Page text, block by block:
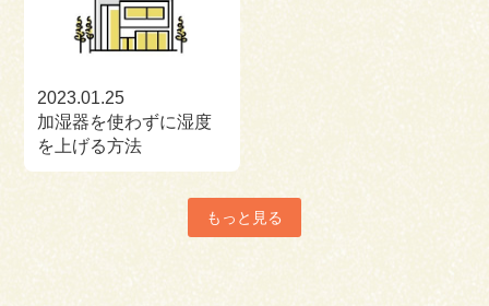
2023.01.25
加湿器を使わずに湿度
を上げる方法
もっと見る